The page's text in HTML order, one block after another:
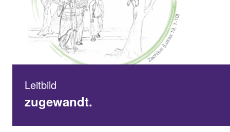
Leitbild
zugewandt.